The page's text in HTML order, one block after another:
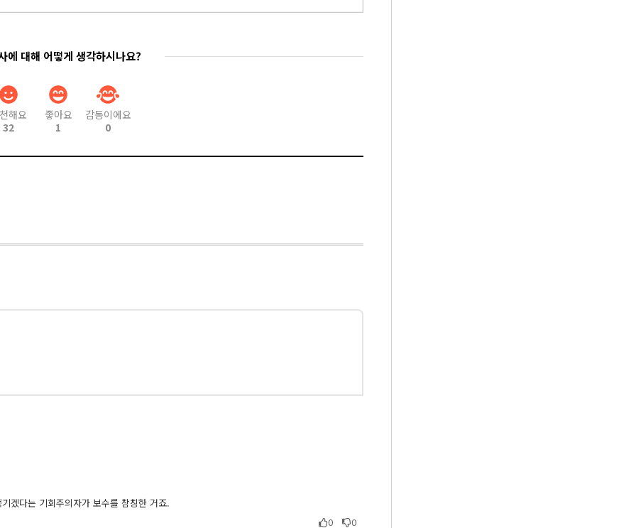
에 대해 어떻게 생각하시나요?
해요
32
좋아요
1
감동이에요
0
겠다는 기회주의자가 보수를 참칭한 거죠.
0
0